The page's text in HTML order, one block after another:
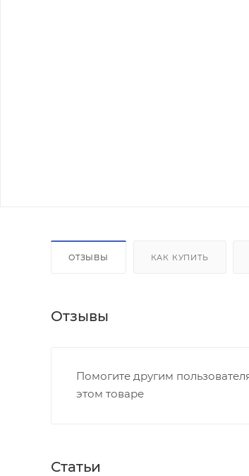
ОТЗЫВЫ КАК КУПИТЬ
Отзывы
Помогите другим
этом товаре
Статьи